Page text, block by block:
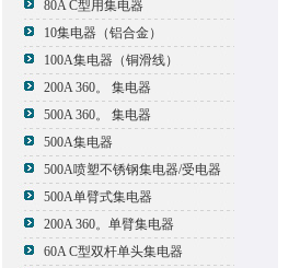
80A C型用集电器
10集电器（铝合金）
100A集电器（铜滑线）
200A 360。 集电器
500A 360。 集电器
500A集电器
500A喷塑不锈钢集电器/受电器
500A单臂式集电器
200A 360。单臂集电器
60A C型双杆单头集电器